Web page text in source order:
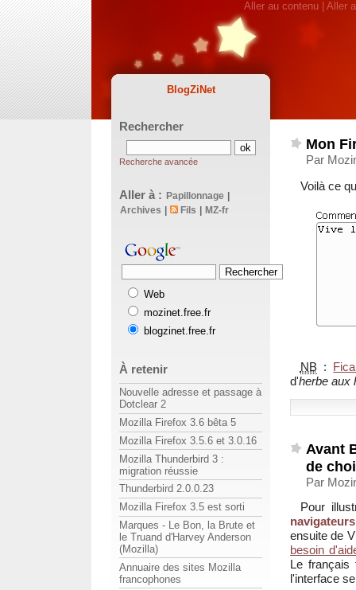
BlogZiNet
Aller au contenu Aller
Mon
Par
Voilà ce
NB:
d'herbe aux
Avant
de
Par
Pour
ensuite de
besoin
Le français
l'interface
Rechercher
Recherche avancée
Aller à : Papillonnage |
Archives | Fils | MZ-fr
Web
mozinet.free.fr
blogzinet.free.fr
À retenir
Nouvelle adresse et passage à
Dotclear 2
Mozilla Firefox 3.6 bêta 5
Mozilla Firefox 3.5.6 et 3.0.16
Mozilla Thunderbird 3 :
migration réussie
Thunderbird 2.0.0.23
Mozilla Firefox 3.5 est sorti
Marques - Le Bon, la Brute et
le Truand d'Harvey Anderson
(Mozilla)
Annuaire des sites Mozilla
francophones